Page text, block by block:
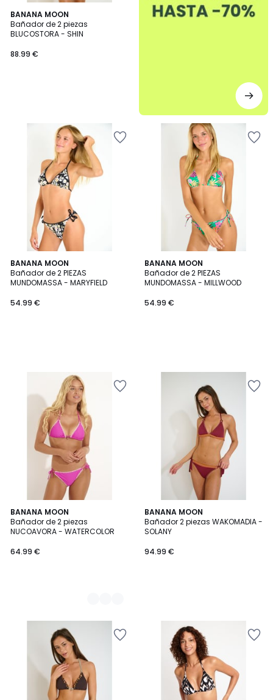
BANANA MOON
Bañador de 2 piezas
BLUCOSTORA - SHIN
88.99 €
BANANA MOON
Bañador de 2 PIEZAS
MUNDOMASSA - MARYFIELD
54.99 €
BANANA MOON
Bañador de 2 PIEZAS
MUNDOMASSA - MILLWOOD
54.99 €
BANANA MOON
Bañador de 2 piezas
NUCOAVORA - WATERCOLOR
64.99 €
3
Colores
BANANA MOON
Bañador 2 piezas WAKOMADIA -
SOLANY
94.99 €